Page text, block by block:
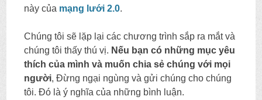
này của mạng lưới 2.0.
Chúng tôi sẽ lặp lại các chương trình sắp ra mắt và
chúng tôi thấy thú vị. Nếu bạn có những mục yêu
thích của mình và muốn chia sẻ chúng với mọi
người, Đừng ngại ngùng và gửi chúng cho chúng
tôi. Đó là ý nghĩa của những bình luận.